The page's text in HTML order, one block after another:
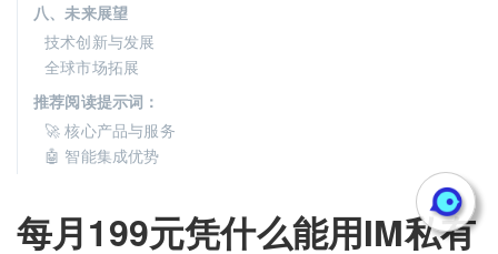
每月199元凭什么能用IM私有
八、未来展望
技术创新与发展
全球市场拓展
推荐阅读提示词：
🚀 核心产品与服务
🤖 智能集成优势